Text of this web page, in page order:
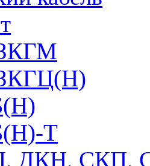
Т
ДКН, СКП,